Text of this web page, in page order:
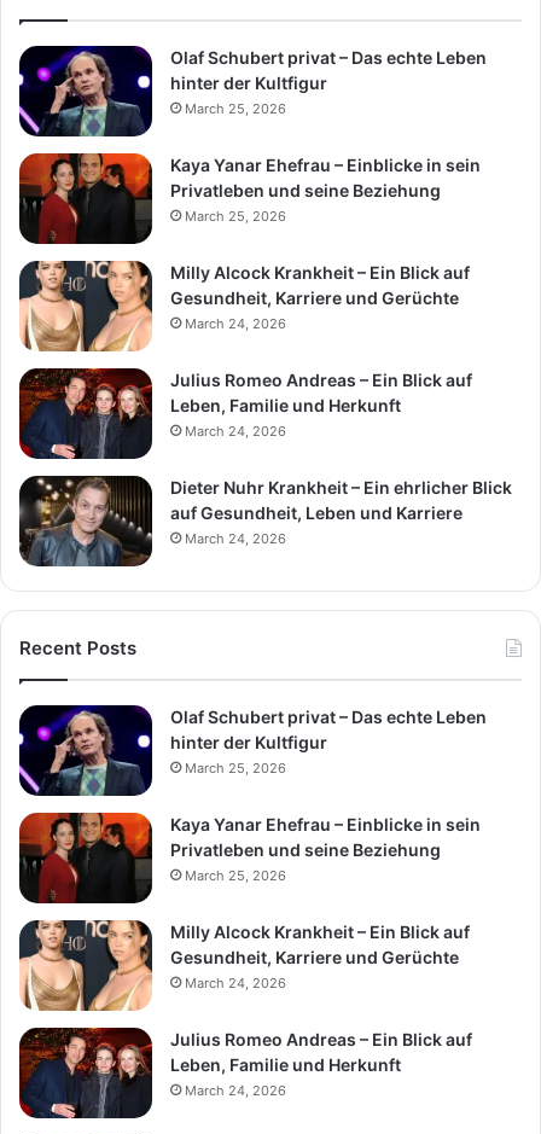
Olaf Schubert privat – Das echte Leben
hinter der Kultfigur
March 25, 2026
Kaya Yanar Ehefrau – Einblicke in sein
Privatleben und seine Beziehung
March 25, 2026
Milly Alcock Krankheit – Ein Blick auf
Gesundheit, Karriere und Gerüchte
March 24, 2026
Julius Romeo Andreas – Ein Blick auf
Leben, Familie und Herkunft
March 24, 2026
Dieter Nuhr Krankheit – Ein ehrlicher Blick
auf Gesundheit, Leben und Karriere
March 24, 2026
Recent Posts
Olaf Schubert privat – Das echte Leben
hinter der Kultfigur
March 25, 2026
Kaya Yanar Ehefrau – Einblicke in sein
Privatleben und seine Beziehung
March 25, 2026
Milly Alcock Krankheit – Ein Blick auf
Gesundheit, Karriere und Gerüchte
March 24, 2026
Julius Romeo Andreas – Ein Blick auf
Leben, Familie und Herkunft
March 24, 2026